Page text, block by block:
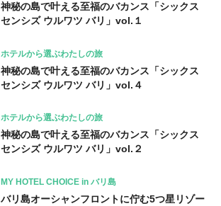
神秘の島で叶える至福のバカンス「シックス
センシズ ウルワツ バリ」vol.１
ホテルから選ぶわたしの旅
神秘の島で叶える至福のバカンス「シックス
センシズ ウルワツ バリ」vol.４
ホテルから選ぶわたしの旅
神秘の島で叶える至福のバカンス「シックス
センシズ ウルワツ バリ」vol.２
MY HOTEL CHOICE in バリ島
バリ島オーシャンフロントに佇む5つ星リゾー